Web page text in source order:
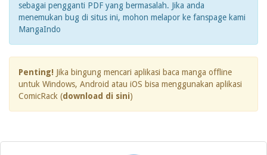
sebagai pengganti PDF yang bermasalah. Jika anda
menemukan bug di situs ini, mohon melapor ke fanspage kami
MangaIndo
Penting! Jika bingung mencari aplikasi baca manga offline
untuk Windows, Android atau iOS bisa menggunakan aplikasi
ComicRack (download di sini)